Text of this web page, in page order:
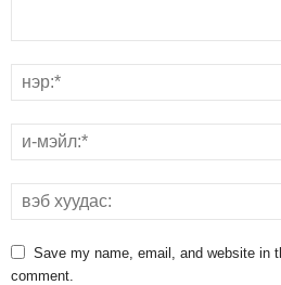
Save my name, email, and website in
comment.